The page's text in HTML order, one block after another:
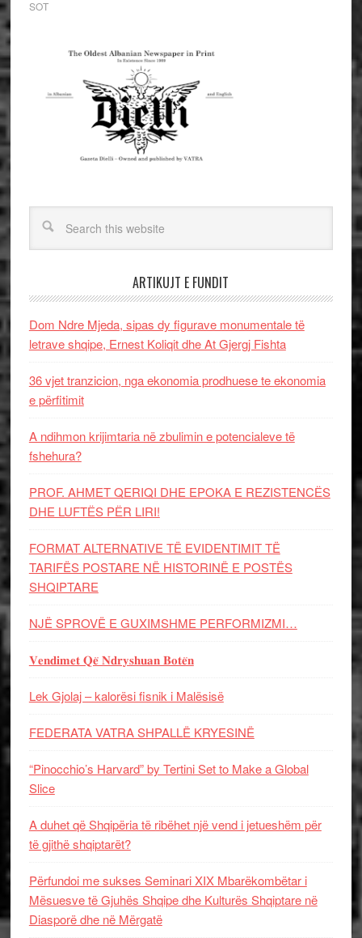
SOT
ARTIKUJT E FUNDIT
Dom Ndre Mjeda, sipas dy figurave monumentale të
letrave shqipe, Ernest Koliqit dhe At Gjergj Fishta
36 vjet tranzicion, nga ekonomia prodhuese te ekonomia
e përfitimit
A ndihmon krijimtaria në zbulimin e potencialeve të
fshehura?
PROF. AHMET QERIQI DHE EPOKA E REZISTENCЁS
DHE LUFTЁS PЁR LIRI!
FORMAT ALTERNATIVE TË EVIDENTIMIT TË
TARIFËS POSTARE NË HISTORINË E POSTËS
SHQIPTARE
NJË SPROVË E GUXIMSHME PERFORMIZMI…
𝐕𝐞𝐧𝐝𝐢𝐦𝐞𝐭 𝐐𝐞̈ 𝐍𝐝𝐫𝐲𝐬𝐡𝐮𝐚𝐧 𝐁𝐨𝐭𝐞̈𝐧
Lek Gjolaj – kalorësi fisnik i Malësisë
FEDERATA VATRA SHPALLË KRYESINË
“Pinocchio’s Harvard” by Tertini Set to Make a Global
Slice
A duhet që Shqipëria të ribëhet një vend i jetueshëm për
të gjithë shqiptarët?
Përfundoi me sukses Seminari XIX Mbarëkombëtar i
Mësuesve të Gjuhës Shqipe dhe Kulturës Shqiptare në
Diasporë dhe në Mërgatë